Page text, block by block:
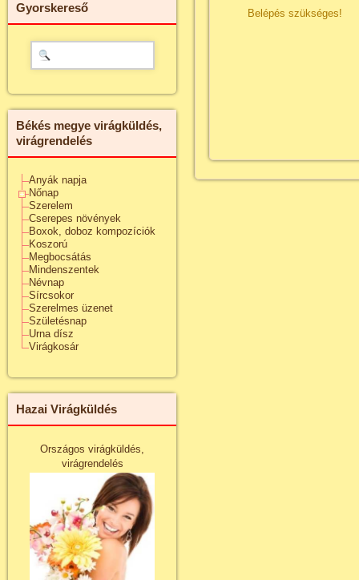
Gyorskereső
Békés megye virágküldés,
virágrendelés
Anyák napja
Nőnap
Szerelem
Cserepes növények
Boxok, doboz kompozíciók
Koszorú
Megbocsátás
Mindenszentek
Névnap
Sírcsokor
Szerelmes üzenet
Születésnap
Urna dísz
Virágkosár
Hazai Virágküldés
Országos virágküldés,
virágrendelés
Belépés szükséges!